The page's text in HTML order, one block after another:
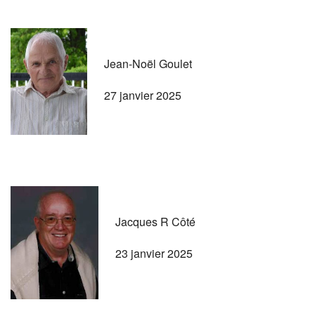
Jean-Noël Goulet
27 janvier 2025
Jacques R Côté
23 janvier 2025